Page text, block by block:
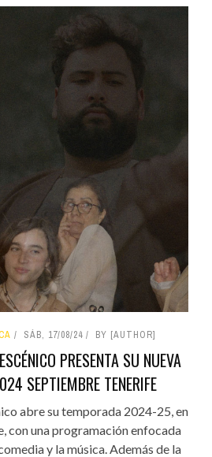
SÁB, 17/08/24 BY [AUTHOR]
PRESENTA SU NUEVA
SEPTIEMBRE TENERIFE
abre su temporada 2024-25, en
con una programación enfocada
y la música. Además de la